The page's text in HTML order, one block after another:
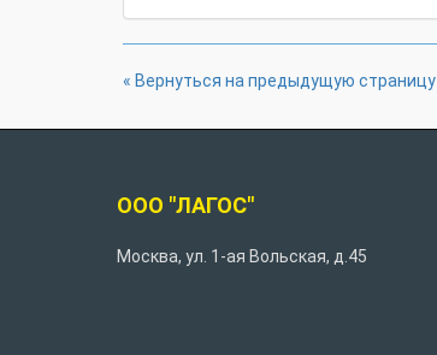
« Вернуться на предыдущую страницу
ООО "ЛАГОС"
Москва, ул. 1-ая Вольская, д.45